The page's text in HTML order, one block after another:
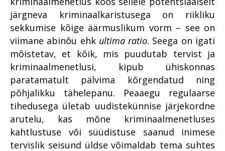
Korruptsioon
Kriminaalmenetluse statistika
Krüpteeritud sidevahendid
Kuidas möödus
veebiahvatlejate ja lapsporno
käitlejate püüdmisele
keskendunud tandemi
esimene aasta?
Kuidas toimetada kätte vara
arestimise määrust inimesele,
kelle nime ega asukohta sa ei
tea?
tark riik saada rikkaks ja teha
kurjategijad vaeseks
Majandus- ja
korruptsioonikuritegudele
suunatud löök: uus ringkond,
uued lahendused
Päevakajaline piirikaubandus
ehk pilguheit
sanktsioonikuriteo
menetlusse
Idee e-Eestile: kelmusi
takistavad turvavõrgud
Tugevatoimelised uimastid
Suure kahjuga
majanduskuritegevus
Riigivastased süüteod
Organiseeritud kuritegevus
Küberkuritegevus
Seksuaalkasvatus on parim
tööriist seksuaalkuritegude
ennetamiseks
PEth biomarker alkoholi ja
Esimesed tööalased sammud
ja õnnestumised - praktika
prokuratuuris
Huvide konfliktist
Järelevalveosakond 2022.
aastal
Kallis või hindamatu – mis on
kõrgeima riigivõimu
teostamise hind?
Korruptsiooni vähendamine
ühiskonnas - asjakohane
järgneva kriminaalkaristusega on riikliku
sekkumise kõige äärmuslikum vorm – see on
viimane abinõu ehkultima ratio. Seega on igati
mõistetav, et kõik, mis puudutab tervist ja
kriminaalmenetlusi, kipub ühiskonnas
paratamatult pälvima kõrgendatud ning
põhjalikku tähelepanu. Peaaegu regulaarse
tihedusega ületab uudistekünnise järjekordne
arutelu, kas mõne kriminaalmenetluses
kahtlustuse või süüdistuse saanud inimese
tervislik seisund üldse võimaldab tema suhtes